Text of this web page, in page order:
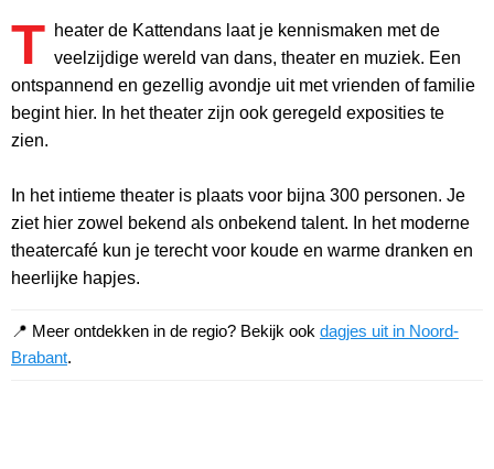
T heater de Kattendans laat je kennismaken met de
veelzijdige wereld van dans, theater en muziek. Een
ontspannend en gezellig avondje uit met vrienden of familie
begint hier. In het theater zijn ook geregeld exposities te
zien.
In het intieme theater is plaats voor bijna 300 personen. Je
ziet hier zowel bekend als onbekend talent. In het moderne
theatercafé kun je terecht voor koude en warme dranken en
heerlijke hapjes.
📍 Meer ontdekken in de regio? Bekijk ook dagjes uit in Noord-
Brabant.